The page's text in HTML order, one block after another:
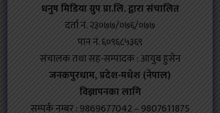
धनुष मिडिया ग्रुप प्रा.लि. द्वारा संचालित
दर्ता नं. २३०७७/०७६/०७७
पान नं. ६०९६८५३६९
संचालक तथा सह-सम्पादक : आयुब हुसेन
जनकपुरधाम, प्रदेश-मधेश (नेपाल)
विज्ञापनका लागि
सम्पर्क नम्बर : 9869677042 – 9807611875